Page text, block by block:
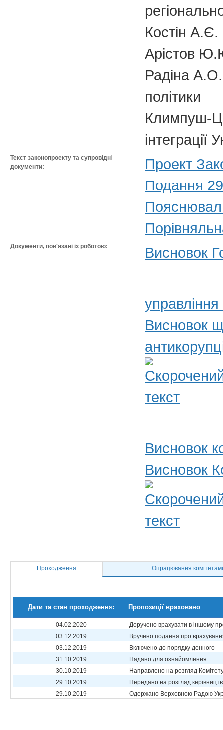
Костін А.Є.
Арістов
Радіна А.О.
політики
Климпуш-
Текст законопроекту та супровідні
документи:
Проект
Подання
Документи, пов'язані із роботою: Висновок
Висновок
Висновок
Висновок
Проходження Опрацювання
Дати та стан проходження: Пропозиції враховано
04.02.2020
Доручено врахувати в іншому
03.12.2019
Вручено подання про
03.12.2019
Включено до порядку денного
31.10.2019
Надано для ознайомлення
30.10.2019
Направлено на розгляд Комітету
29.10.2019
Передано на розгляд
29.10.2019
Одержано Верховною Радою